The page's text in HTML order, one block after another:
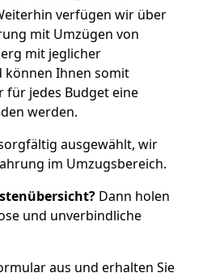
verfügen wir über
mit Umzügen von
mit jeglicher
Ihnen somit
für jedes Budget eine
werden.
ausgewählt, wir
im Umzugsbereich.
Dann holen
und unverbindliche
aus und erhalten Sie